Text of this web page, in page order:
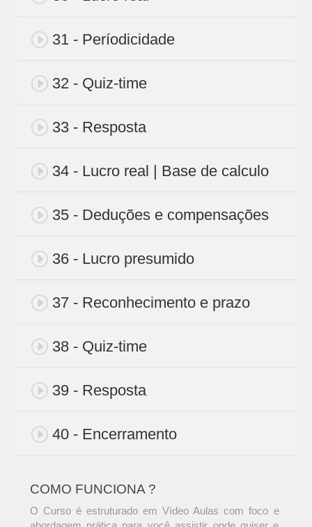
31 - Períodicidade
32 - Quiz-time
33 - Resposta
34 - Lucro real | Base de calculo
35 - Deduções e compensações
36 - Lucro presumido
37 - Reconhecimento e prazo
38 - Quiz-time
39 - Resposta
40 - Encerramento
COMO FUNCIONA ?
O Curso é estruturado em Vídeo Aulas com foco e